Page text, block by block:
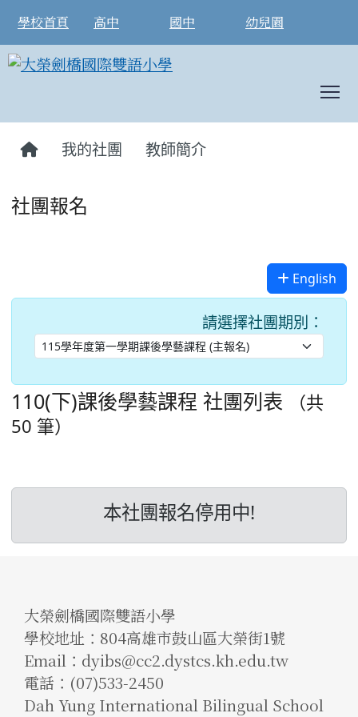
學校首頁 高中 國中 幼兒園
我的社團 教師簡介
社團報名
English
請選擇社團期別：
110(下)課後學藝課程 社團列表
（共
50 筆）
本社團報名停用中!
大榮劍橋國際雙語小學
學校地址：804高雄市鼓山區大榮街1號
Email：dyibs@cc2.dystcs.kh.edu.tw
電話：(07)533-2450
Dah Yung International Bilingual School